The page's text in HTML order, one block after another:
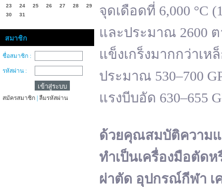
23
24 25 26 27 28
29
30
31
สมาชิก
ชื่อสมาชิก :
รหัสผ่าน :
สมัครสมาชิก ลืมรหัสผ่าน
จุดเดือดที่ 6,000 °C
และประมาณ 2600
แข็งเกร็งมากกว่าเ
ประมาณ 530–700
แรงบีบอัด 630–655
ด้วยคุณสมบัติความแ
ทำเป็นเครื่องมือตัดห
ผ่าตัด อุปกรณ์กีฬา เ